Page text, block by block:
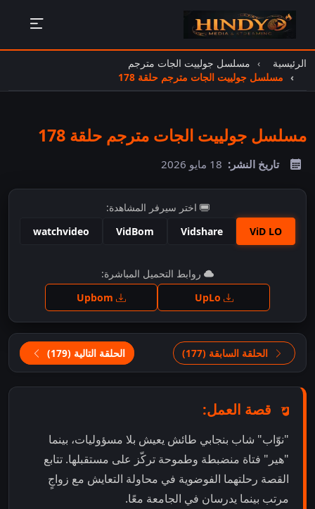
الرئيسية
مسلسل جولييت الجات مترجم
مسلسل جولييت الجات مترجم حلقة 178
مسلسل جولييت الجات مترجم حلقة 178
تاريخ النشر: 18 مايو 2026
اختر سيرفر المشاهدة:
ViD LO
Vidshare
VidBom
watchvideo
اضغط للمشاهدة
روابط التحميل المباشرة:
الحلقة السابقة (177) الحلقة التالية (179)
قصة العمل:
"نوّاب" شاب بنجابي طائش يعيش بلا مسؤوليات، بينما
"هير" فتاة منضبطة وطموحة تركّز على مستقبلها. تتابع
القصة رحلتهما الفوضوية في محاولة التعايش مع زواجٍ
مرتب بينما يدرسان في الجامعة معًا.